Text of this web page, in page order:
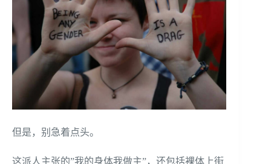
但是，别急着点头。
这派人主张的”我的身体我做主”，还包括裸体上街